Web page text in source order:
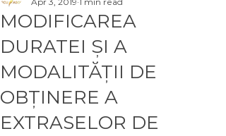
MODIFICAREA
DURATEI ȘI A
MODALITĂȚII DE
OBȚINERE A
EXTRASELOR DE